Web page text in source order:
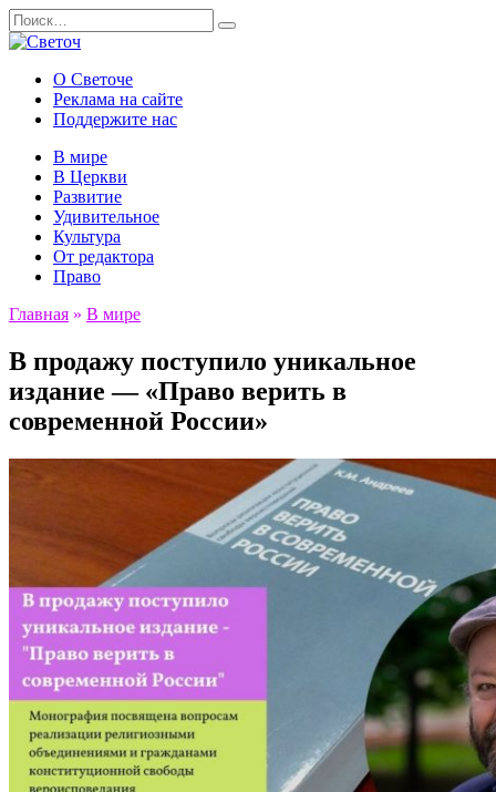
Перейти
к
Search
for:
О Светоче
Реклама на сайте
Поддержите нас
В мире
В Церкви
Развитие
Удивительное
Культура
От редактора
Право
Главная » В мире
В продажу поступило уникальное
издание — «Право верить в
современной России»